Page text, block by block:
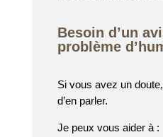
Besoin d’un
problème
Si vous avez un
d’en parler.
Je peux vous aider à :